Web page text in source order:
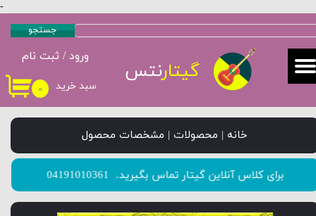
-
۰ سبد خرید
ورود / ثبت نام
حساب کاربری من
تغییر گذر واژه
خروج از حساب کاربری
گیتارنتس
جستجو
خانه | محصولات | مشخصات محصول
​​​​​​​برای کلاس آنلاین گیتار تماس بگیرید. 04191010361